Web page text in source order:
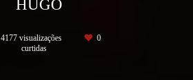
HUGO
4177 visualizações
0
curtidas